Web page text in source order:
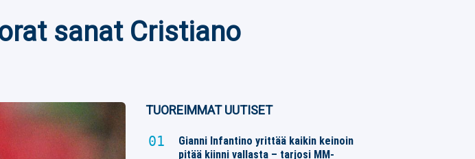
sanat Cristiano
TUOREIMMAT UUTISET
Gianni Infantino yrittää kaikin keinoin
pitää kiinni vallasta – tarjosi MM-